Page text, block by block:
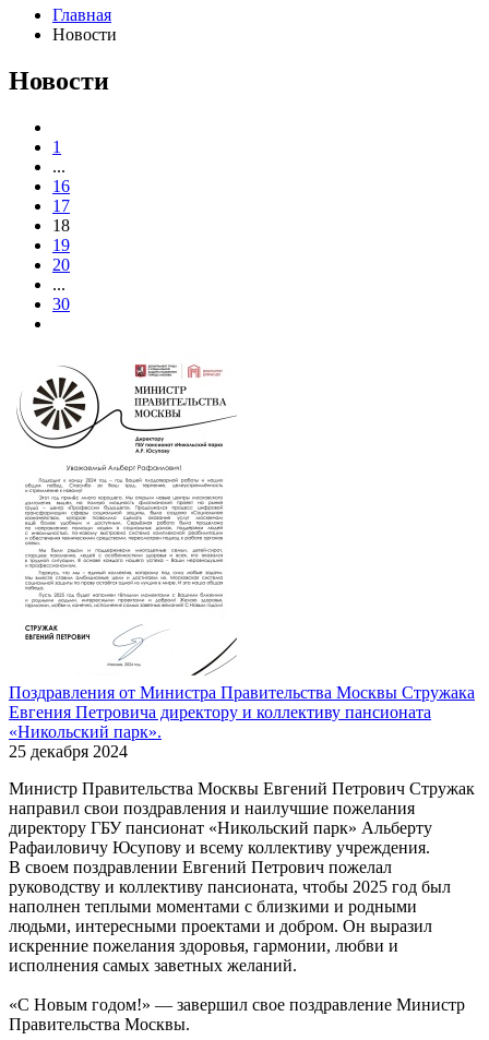
Главная
Новости
Новости
1
...
16
17
18
19
20
...
30
Поздравления от Министра Правительства Москвы Стружака
Евгения Петровича директору и коллективу пансионата
«Никольский парк».
25 декабря 2024
Министр Правительства Москвы Евгений Петрович Стружак
направил свои поздравления и наилучшие пожелания
директору ГБУ пансионат «Никольский парк» Альберту
Рафаиловичу Юсупову и всему коллективу учреждения.
В своем поздравлении Евгений Петрович пожелал
руководству и коллективу пансионата, чтобы 2025 год был
наполнен теплыми моментами с близкими и родными
людьми, интересными проектами и добром. Он выразил
искренние пожелания здоровья, гармонии, любви и
исполнения самых заветных желаний.
«С Новым годом!» — завершил свое поздравление Министр
Правительства Москвы.